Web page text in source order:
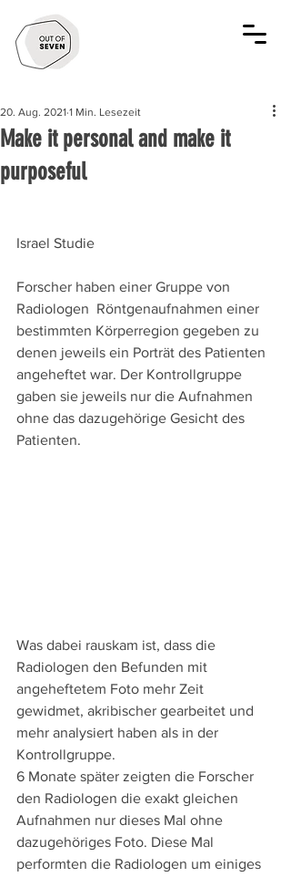
Make it personal and make it
purposeful
20. Aug. 2021 1 Min. Lesezeit
Israel Studie
Forscher haben einer Gruppe von
Radiologen  Röntgenaufnahmen einer
bestimmten Körperregion gegeben zu
denen jeweils ein Porträt des Patienten
angeheftet war. Der Kontrollgruppe
gaben sie jeweils nur die Aufnahmen
ohne das dazugehörige Gesicht des
Patienten.
Was dabei rauskam ist, dass die
Radiologen den Befunden mit
angeheftetem Foto mehr Zeit
gewidmet, akribischer gearbeitet und
mehr analysiert haben als in der
Kontrollgruppe.
6 Monate später zeigten die Forscher
den Radiologen die exakt gleichen
Aufnahmen nur dieses Mal ohne
dazugehöriges Foto. Diese Mal
performten die Radiologen um einiges